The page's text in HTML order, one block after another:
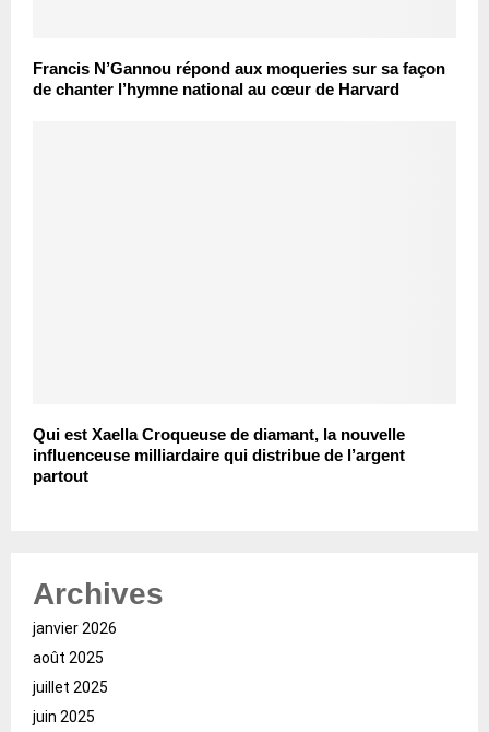
Francis N’Gannou répond aux moqueries sur sa façon
de chanter l’hymne national au cœur de Harvard
Qui est Xaella Croqueuse de diamant, la nouvelle
influenceuse milliardaire qui distribue de l’argent
partout
Archives
janvier 2026
août 2025
juillet 2025
juin 2025